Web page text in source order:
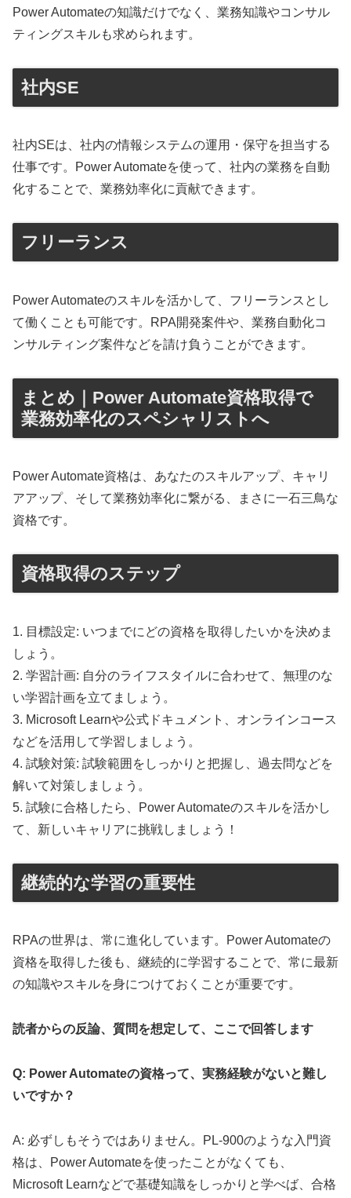
Power Automateの知識だけでなく、業務知識やコンサル
ティングスキルも求められます。
社内SE
社内SEは、社内の情報システムの運用・保守を担当する
仕事です。Power Automateを使って、社内の業務を自動
化することで、業務効率化に貢献できます。
フリーランス
Power Automateのスキルを活かして、フリーランスとし
て働くことも可能です。RPA開発案件や、業務自動化コ
ンサルティング案件などを請け負うことができます。
まとめ｜Power Automate資格取得で
業務効率化のスペシャリストへ
Power Automate資格は、あなたのスキルアップ、キャリ
アアップ、そして業務効率化に繋がる、まさに一石三鳥な
資格です。
資格取得のステップ
1. 目標設定: いつまでにどの資格を取得したいかを決めま
しょう。
2. 学習計画: 自分のライフスタイルに合わせて、無理のな
い学習計画を立てましょう。
3. Microsoft Learnや公式ドキュメント、オンラインコース
などを活用して学習しましょう。
4. 試験対策: 試験範囲をしっかりと把握し、過去問などを
解いて対策しましょう。
5. 試験に合格したら、Power Automateのスキルを活かし
て、新しいキャリアに挑戦しましょう！
継続的な学習の重要性
RPAの世界は、常に進化しています。Power Automateの
資格を取得した後も、継続的に学習することで、常に最新
の知識やスキルを身につけておくことが重要です。
読者からの反論、質問を想定して、ここで回答します
Q: Power Automateの資格って、実務経験がないと難し
いですか？
A: 必ずしもそうではありません。PL-900のような入門資
格は、Power Automateを使ったことがなくても、
Microsoft Learnなどで基礎知識をしっかりと学べば、合格